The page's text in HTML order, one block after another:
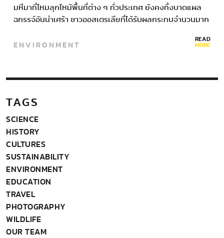
มหึมาที่โหมลุกไหม้พื้นที่ต่าง ๆ ทั่วประเทศ ยังคงทิ้งบาดแผล
ฉกรรจ์อันน่าเศร้า ชาวออสเตรเลียที่ได้รับผลกระทบจำนวนมาก
ENVIRONMENT READ
MORE
TAGS
SCIENCE
HISTORY
CULTURES
SUSTAINABILITY
ENVIRONMENT
EDUCATION
TRAVEL
PHOTOGRAPHY
WILDLIFE
OUR TEAM